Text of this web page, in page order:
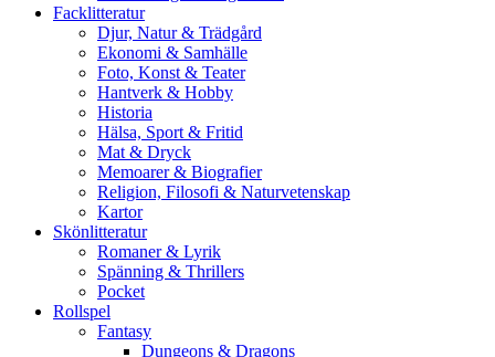
Facklitteratur
Djur, Natur & Trädgård
Ekonomi & Samhälle
Foto, Konst & Teater
Hantverk & Hobby
Historia
Hälsa, Sport & Fritid
Mat & Dryck
Memoarer & Biografier
Religion, Filosofi & Naturvetenskap
Kartor
Skönlitteratur
Romaner & Lyrik
Spänning & Thrillers
Pocket
Rollspel
Fantasy
Dungeons & Dragons